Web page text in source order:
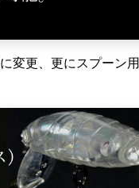
変更、更にスプーン